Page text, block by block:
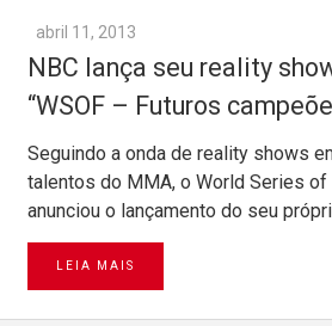
abril 11, 2013
NBC lança seu reality
“WSOF – Futuros
Seguindo a onda de reality shows
talentos do MMA, o World Series of
anunciou o lançamento do seu
LEIA MAIS